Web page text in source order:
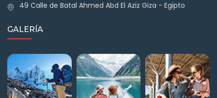
49 Calle de Batal Ahmed Abd El Aziz Giza - Egipto
GALERÍA